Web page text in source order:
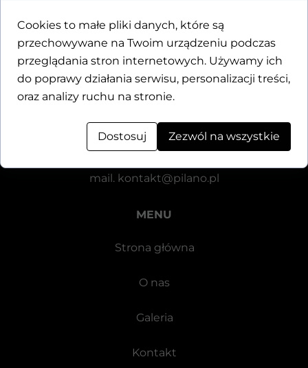
MENU
Strona główna
O nas
Galeria
Kontakt
Dane kontaktowe
Motylewska 24
tel.+48 571 521 126
mail. kontakt@pilano.pl
Cookies to małe pliki danych, które są
przechowywane na Twoim urządzeniu podczas
przeglądania stron internetowych. Używamy ich
do poprawy działania serwisu, personalizacji treści,
oraz analizy ruchu na stronie.
Dostosuj Zezwól na wszystkie